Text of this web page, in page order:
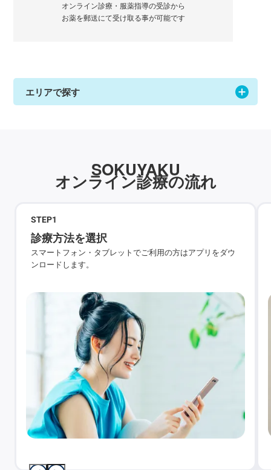
オンライン診療・服薬指導の受診から
お薬を郵送にて受け取る事が可能です
エリアで探す
SOKUYAKU
オンライン診療の流れ
STEP1
診療方法を選択
スマートフォン・タブレットでご利用の方はアプリをダウ
ンロードします。